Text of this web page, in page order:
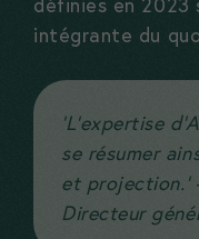
intégrante du
‘L’expertise
se résumer
et projection.’
Directeur